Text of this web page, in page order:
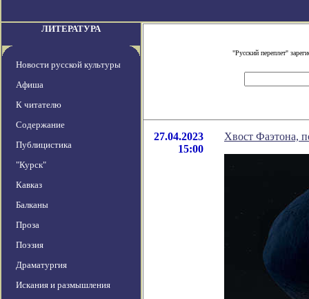
ЛИТЕРАТУРА
Новости русской культуры
Афиша
К читателю
Содержание
Публицистика
"Курск"
Кавказ
Балканы
Проза
Поэзия
Драматургия
Искания и размышления
"Русский переплет"
27.04.2023
15:00
Хвост Фаэтона,